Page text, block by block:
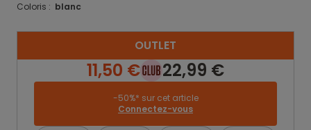
Coloris : blanc
OUTLET
11,50 € 22,99 €
-50%* sur cet article
Connectez-vous